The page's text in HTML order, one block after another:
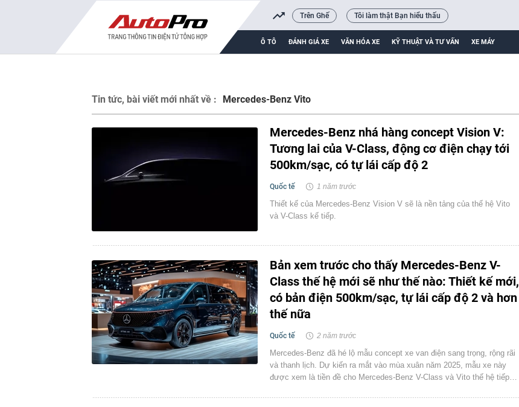
Trên Ghế Tôi làm thật Bạn hiểu thấu
Ô TÔ ĐÁNH GIÁ XE VĂN HÓA XE KỸ THUẬT VÀ TƯ VẤN XE MÁY
Tin tức, bài viết mới nhất về : Mercedes-Benz Vito
Mercedes-Benz nhá hàng concept Vision V:
Tương lai của V-Class, động cơ điện chạy tới
500km/sạc, có tự lái cấp độ 2
Quốc tế 1 năm trước
Thiết kế của Mercedes-Benz Vision V sẽ là nền tảng của thế hệ Vito
và V-Class kế tiếp.
Bản xem trước cho thấy Mercedes-Benz V-
Class thế hệ mới sẽ như thế nào: Thiết kế mới,
có bản điện 500km/sạc, tự lái cấp độ 2 và hơn
thế nữa
Quốc tế 2 năm trước
Mercedes-Benz đã hé lộ mẫu concept xe van điện sang trọng, rộng rãi
và thanh lịch. Dự kiến ra mắt vào mùa xuân năm 2025, mẫu xe này
được xem là tiền đề cho Mercedes-Benz V-Class và Vito thế hệ tiếp…